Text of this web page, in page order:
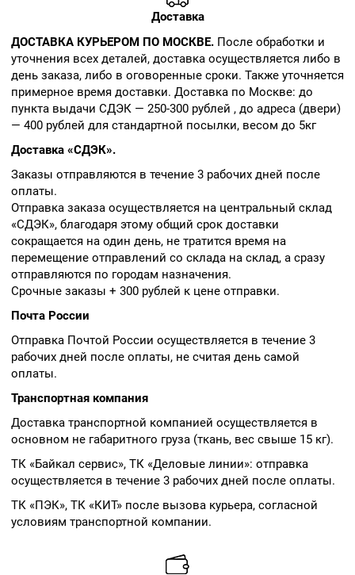
Доставка
ДОСТАВКА КУРЬЕРОМ ПО МОСКВЕ. После обработки и
уточнения всех деталей, доставка осуществляется либо в
день заказа, либо в оговоренные сроки. Также уточняется
примерное время доставки. Доставка по Москве: до
пункта выдачи СДЭК — 250-300 рублей , до адреса (двери)
— 400 рублей для стандартной посылки, весом до 5кг
Доставка «СДЭК».
Заказы отправляются в течение 3 рабочих дней после
оплаты.
Отправка заказа осуществляется на центральный склад
«СДЭК», благодаря этому общий срок доставки
сокращается на один день, не тратится время на
перемещение отправлений со склада на склад, а сразу
отправляются по городам назначения.
Срочные заказы + 300 рублей к цене отправки.
Почта России
Отправка Почтой России осуществляется в течение 3
рабочих дней после оплаты, не считая день самой
оплаты.
Транспортная компания
Доставка транспортной компанией осуществляется в
основном не габаритного груза (ткань, вес свыше 15 кг).
ТК «Байкал сервис», ТК «Деловые линии»: отправка
осуществляется в течение 3 рабочих дней после оплаты.
ТК «ПЭК», ТК «КИТ» после вызова курьера, согласной
условиям транспортной компании.